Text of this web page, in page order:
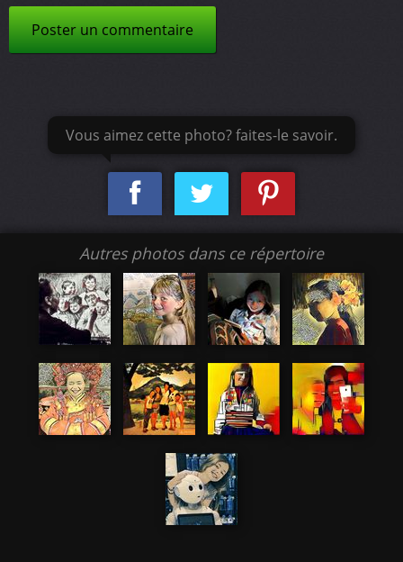
Poster un commentaire
Vous aimez cette photo? faites-le savoir.
Autres photos dans ce répertoire